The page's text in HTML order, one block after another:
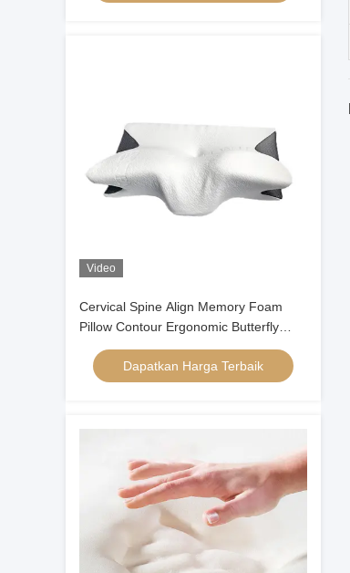
Video
Cervical Spine Align Memory Foam
Pillow Contour Ergonomic Butterfly
Shape
Dapatkan Harga Terbaik